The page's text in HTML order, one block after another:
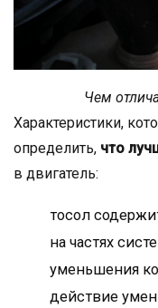
Чем
Характеристики,
определить, что
в двигатель:
тосол
на частях
уменьшения
действие